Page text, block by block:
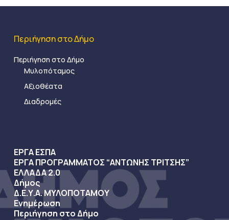
Περιήγηση στο Δήμο
Περιήγηση στο Δήμο
Μυλοπόταμος
Αξιοθέατα
Διαδρομές
ΕΡΓΑ ΕΣΠΑ
ΕΡΓΑ ΠΡΟΓΡΑΜΜΑΤΟΣ “ΑΝΤΩΝΗΣ ΤΡΙΤΣΗΣ”
ΕΛΛΑΔΑ 2.0
Δήμος
Δ.Ε.Υ.Α. ΜΥΛΟΠΟΤΑΜΟΥ
Ενημέρωση
Περιήγηση στο Δήμο